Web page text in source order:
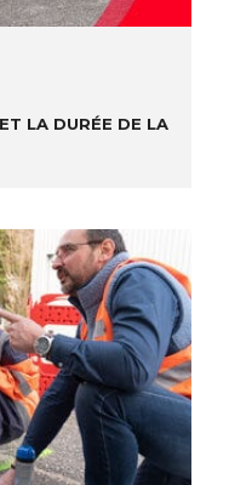
la durée de la